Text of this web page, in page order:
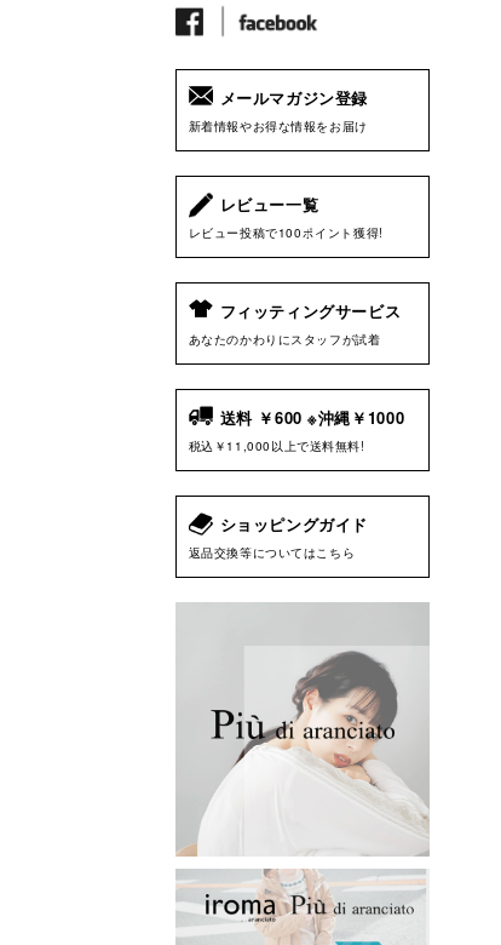
メールマガジン登録
新着情報やお得な情報をお届け
レビュー一覧
レビュー投稿で100ポイント獲得!
フィッティングサービス
あなたのかわりにスタッフが試着
送料 ￥600 ※沖縄￥1000
税込￥11,000以上で送料無料!
ショッピングガイド
返品交換等についてはこちら